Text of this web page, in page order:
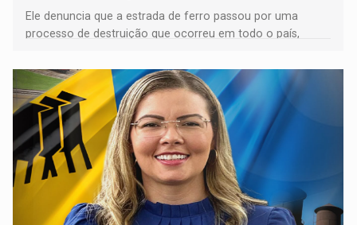
Ele denuncia que a estrada de ferro passou por uma
processo de destruição que ocorreu em todo o país,